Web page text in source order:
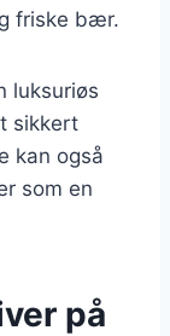
friske bær.
luksuriøs
sikkert
kan også
som en
på